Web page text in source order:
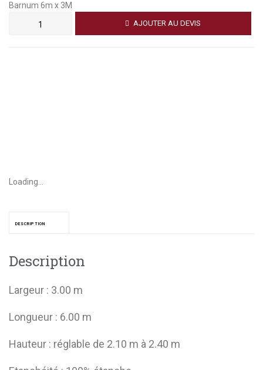
Barnum 6m x 3M
AJOUTER AU DEVIS
Loading...
DESCRIPTION
Description
Largeur : 3.00 m
Longueur : 6.00 m
Hauteur : réglable de 2.10 m à 2.40 m